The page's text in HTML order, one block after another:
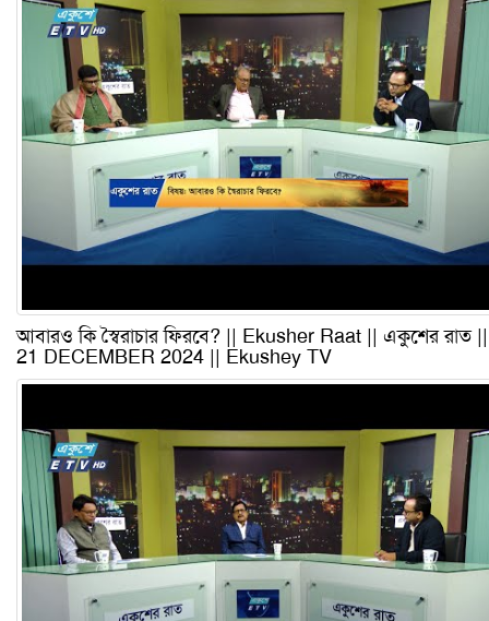
আবারও কি স্বৈরাচার ফিরবে? || Ekusher Raat || একুশের রাত ||
21 DECEMBER 2024 || Ekushey TV